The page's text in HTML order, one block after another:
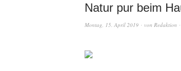
Natur pur beim
Montag, 15. April 2019 von Redaktion